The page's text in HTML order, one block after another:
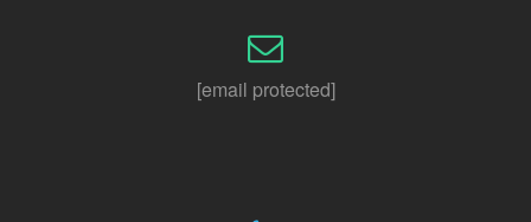
[email protected]